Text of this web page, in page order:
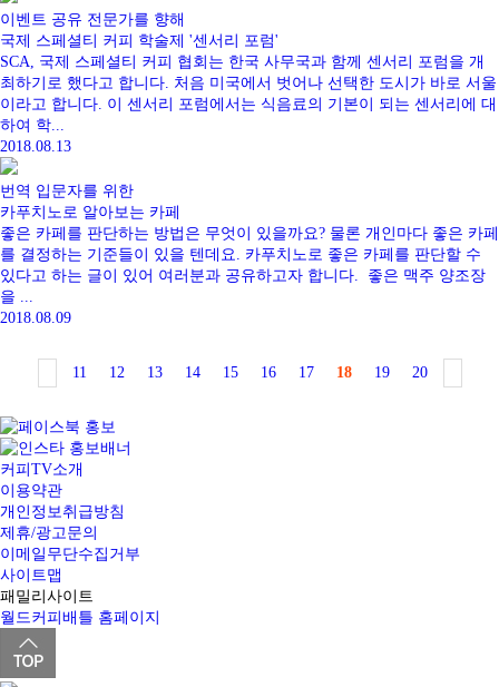
이벤트 공유 전문가를 향해
국제 스페셜티 커피 학술제 '센서리 포럼'
SCA, 국제 스페셜티 커피 협회는 한국 사무국과 함께 센서리 포럼을 개
최하기로 했다고 합니다. 처음 미국에서 벗어나 선택한 도시가 바로 서울
이라고 합니다. 이 센서리 포럼에서는 식음료의 기본이 되는 센서리에 대
하여 학...
2018.08.13
번역 입문자를 위한
카푸치노로 알아보는 카페
좋은 카페를 판단하는 방법은 무엇이 있을까요? 물론 개인마다 좋은 카페
를 결정하는 기준들이 있을 텐데요. 카푸치노로 좋은 카페를 판단할 수
있다고 하는 글이 있어 여러분과 공유하고자 합니다. 좋은 맥주 양조장
을 ...
2018.08.09
11 12 13 14 15 16 17 18 19 20
커피TV소개
이용약관
개인정보취급방침
제휴/광고문의
이메일무단수집거부
사이트맵
패밀리사이트
월드커피배틀 홈페이지